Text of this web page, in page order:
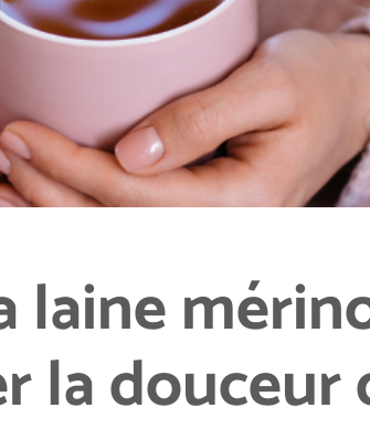
laine
la douceur